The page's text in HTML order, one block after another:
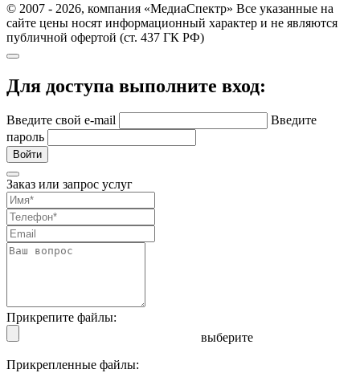
© 2007 - 2026, компания «МедиаСпектр» Все указанные на
сайте цены носят информационный характер и не являются
публичной офертой (ст. 437 ГК РФ)
Для доступа выполните вход:
Введите свой e-mail
Введите
пароль
Войти
Заказ или запрос услуг
Прикрепите файлы:
выберите
Прикрепленные файлы: